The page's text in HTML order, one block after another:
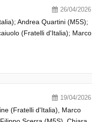
26/04/2026
Andrea Quartini (M5S);
(Fratelli d'Italia); Marco
19/04/2026
(Fratelli d'Italia), Marco